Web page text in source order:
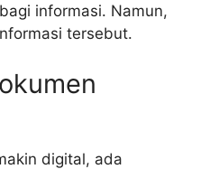
informasi. Namun,
tersebut.
digital, ada